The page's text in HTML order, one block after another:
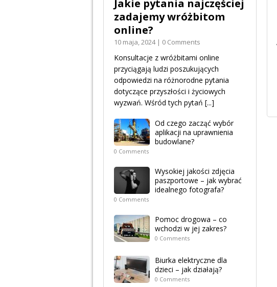
Jakie pytania najczęściej
zadajemy wróżbitom
online?
10 maja, 2024 | 0 Comments
Konsultacje z wróżbitami online
przyciągają ludzi poszukujących
odpowiedzi na różnorodne pytania
dotyczące przyszłości i życiowych
wyzwań. Wśród tych pytań [...]
Od czego zacząć wybór
aplikacji na uprawnienia
budowlane?
0 Comments
Wysokiej jakości zdjęcia
paszportowe – jak wybrać
idealnego fotografa?
0 Comments
Pomoc drogowa – co
wchodzi w jej zakres?
0 Comments
Biurka elektryczne dla
dzieci – jak działają?
0 Comments